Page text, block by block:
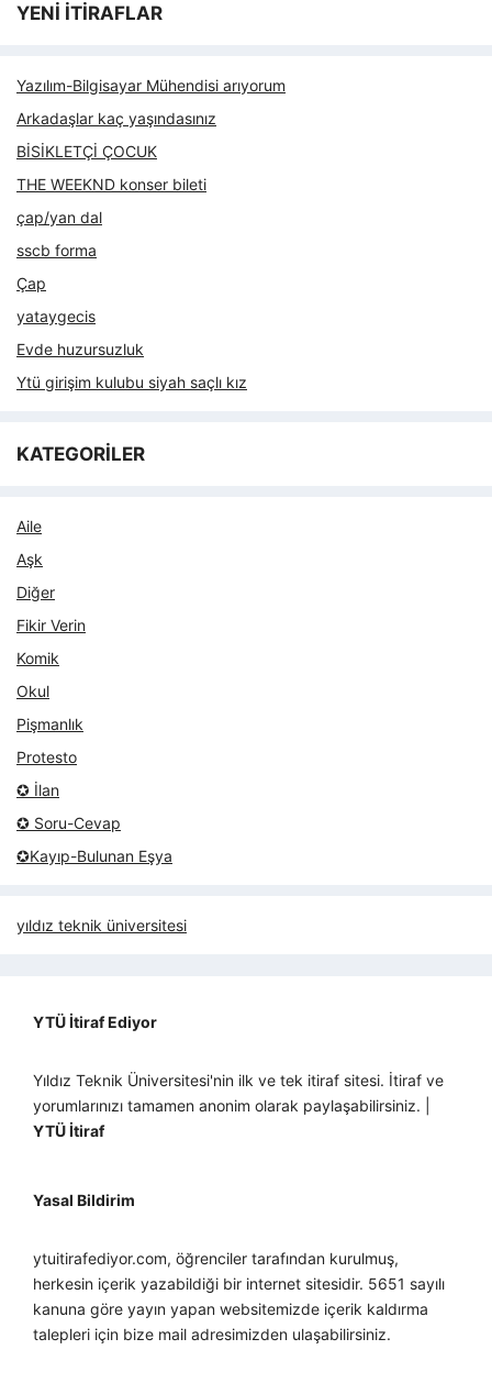
YENİ İTİRAFLAR
Yazılım-Bilgisayar Mühendisi arıyorum
Arkadaşlar kaç yaşındasınız
BİSİKLETÇİ ÇOCUK
THE WEEKND konser bileti
çap/yan dal
sscb forma
Çap
yataygecis
Evde huzursuzluk
Ytü girişim kulubu siyah saçlı kız
KATEGORİLER
Aile
Aşk
Diğer
Fikir Verin
Komik
Okul
Pişmanlık
Protesto
✪ İlan
✪ Soru-Cevap
✪Kayıp-Bulunan Eşya
yıldız teknik üniversitesi
YTÜ İtiraf Ediyor
Yıldız Teknik Üniversitesi'nin ilk ve tek itiraf sitesi. İtiraf ve
yorumlarınızı tamamen anonim olarak paylaşabilirsiniz. |
YTÜ İtiraf
Yasal Bildirim
ytuitirafediyor.com, öğrenciler tarafından kurulmuş,
herkesin içerik yazabildiği bir internet sitesidir. 5651 sayılı
kanuna göre yayın yapan websitemizde içerik kaldırma
talepleri için bize mail adresimizden ulaşabilirsiniz.